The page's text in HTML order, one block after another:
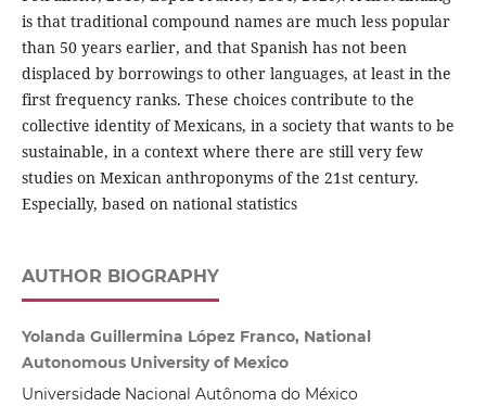
is that traditional compound names are much less popular
than 50 years earlier, and that Spanish has not been
displaced by borrowings to other languages, at least in the
first frequency ranks. These choices contribute to the
collective identity of Mexicans, in a society that wants to be
sustainable, in a context where there are still very few
studies on Mexican anthroponyms of the 21st century.
Especially, based on national statistics
AUTHOR BIOGRAPHY
Yolanda Guillermina López Franco, National
Autonomous University of Mexico
Universidade Nacional Autônoma do México